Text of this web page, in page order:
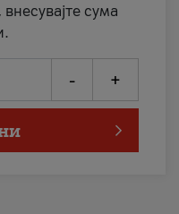
сума
- +